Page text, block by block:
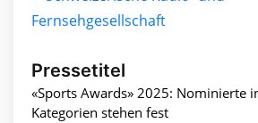
Pressetitel
«Sports Awards» 2025: Nominierte
Kategorien stehen fest